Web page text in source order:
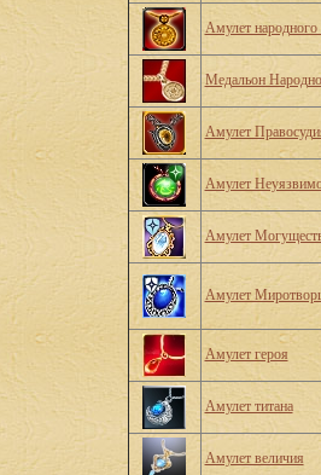
Амулет народного
Медальон
Амулет
Амулет
Амулет
Амулет
Амулет героя
Амулет титана
Амулет величия